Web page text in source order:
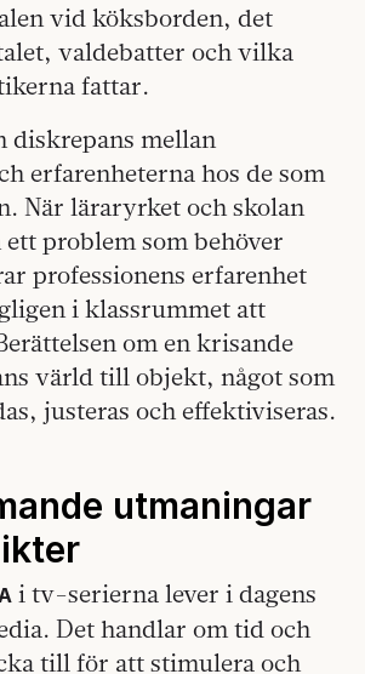
vid köksborden, det
valdebatter och vilka
fattar.
diskrepans mellan
erfarenheterna hos de som
När läraryrket och skolan
problem som behöver
professionens erfarenhet
i klassrummet att
om en krisande
värld till objekt, något som
justeras och effektiviseras.
utmaningar
i tv-serierna lever i dagens
Det handlar om tid och
till för att stimulera och